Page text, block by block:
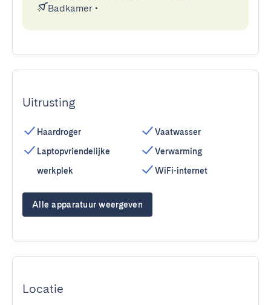
Badkamer •
Uitrusting
Haardroger
Laptopvriendelijke
werkplek
Vaatwasser
Verwarming
WiFi-internet
Alle apparatuur weergeven
Locatie